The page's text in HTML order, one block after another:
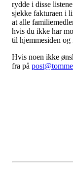
rydde i disse
sjekke fakturaen i
at alle
hvis du ikke har
til hjemmesiden og
Hvis noen ikke
fra på